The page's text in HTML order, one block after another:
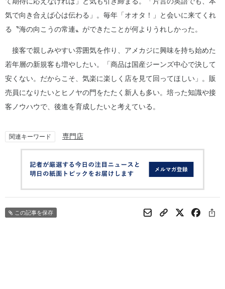
気で向き合えば心は伝わる」。毎年「オオタ！」と会いに来てくれ
る〝海の向こうの常連〟ができたことが何よりうれしかった。
接客で親しみやすい雰囲気を作り、アメカジに興味を持ち始めた
若年層の新規客も増やしたい。「商品は国産ジーンズ中心で決して
安くない。だからこそ、気楽に楽しく店を見て回ってほしい」。販
売員になりたいとヒノヤの門をたたく新人も多い。培った知識や接
客ノウハウで、後進を育成したいと考えている。
関連キーワード 専門店
この記事を保存